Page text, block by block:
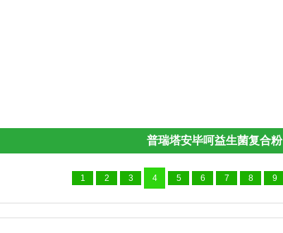
普瑞塔安毕呵益生菌复合粉
1 2 3 4 5 6 7 8 9